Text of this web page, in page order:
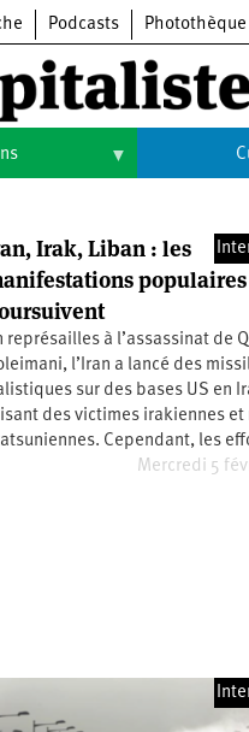
Podcasts Photothèque
Arts
Livres
Musique
Irak, Liban : les
populaires
représailles à l’assassinat de
l’Iran a lancé des
sur des bases US en
des victimes irakiennes et
Cependant, les
Mercredi 5